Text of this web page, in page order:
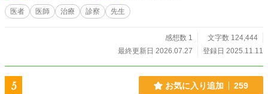
ケメン。 春斗とは大学時代からの友人で、シェアハウスをしている。 井田 春斗
(35) 桜堂大学附属中等教育学校の教師。咲の担任。 医師免許も持っているが、
く、咲を気にかける。 爽やか系穏やかイケメン故に、生徒からの人気も高い。
医療系です。 知識・経験全く無しの、フィクション中のフィクションです。
医者 医師 治療 診察 先生
感想数 1
文字数 124,444
最終更新日 2026.07.27
登録日 2025.11.11
5 お気に入り追加 259